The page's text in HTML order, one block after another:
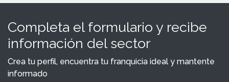
Completa el formulario y recibe
información del sector
Crea tu perfil, encuentra tu franquicia ideal y mantente
informado